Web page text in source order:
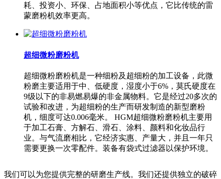
耗、投资小、环保、占地面积小等优点，它比传统的雷
蒙磨粉机效率更高。
超细微粉磨粉机
超细微粉磨粉机是一种细粉及超细粉的加工设备，此微
粉磨主要适用于中、低硬度，湿度小于6%，莫氏硬度在
9级以下的非易燃易爆的非金属物料。它是经过20多次的
试验和改进，为超细粉的生产而研发制造的新型磨粉
机，细度可达0.006毫米。 HGM超细微粉磨粉机主要用
于加工石膏、方解石、滑石、涂料、颜料和化妆品行
业。与气流磨相比，它经济实惠、产量大，并且一年只
需要更换一次零配件。装备有袋式过滤器以保护环境。
我们可以为您提供完整的研磨生产线。我们还提供独立的破碎